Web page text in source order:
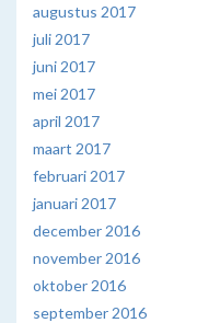
augustus 2017
juli 2017
juni 2017
mei 2017
april 2017
maart 2017
februari 2017
januari 2017
december 2016
november 2016
oktober 2016
september 2016